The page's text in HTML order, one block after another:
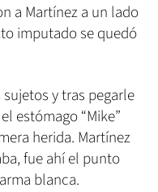
a Martínez a un lado
imputado se quedó
y tras pegarle
estómago “Mike”
herida. Martínez
fue ahí el punto
blanca.